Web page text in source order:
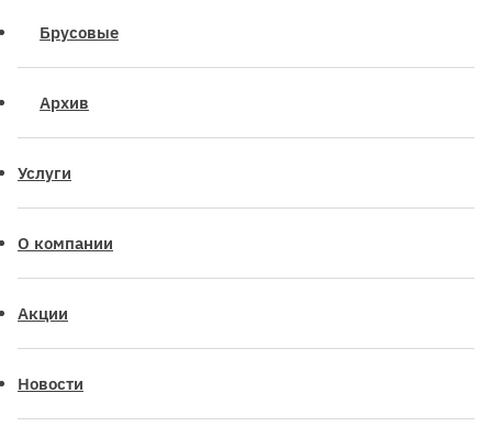
Брусовые
Архив
Услуги
О компании
Акции
Новости